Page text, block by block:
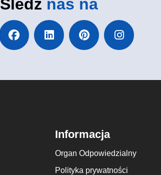
Śledź nas na
Informacja
Organ Odpowiedzialny
Polityka prywatności